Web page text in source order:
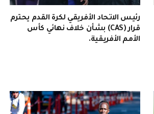
رئيس الاتحاد الأفريقي لكرة القدم يحترم
قرار (CAS) بشأن خلاف نهائي كأس
الأمم الأفريقية.